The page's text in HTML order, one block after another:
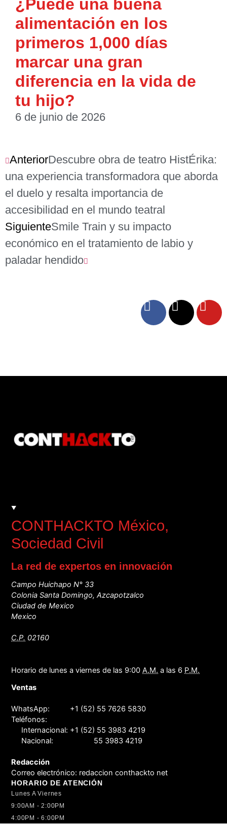
¿Puede una buena
alimentación en los
primeros 1,000 días
marcar una gran
diferencia en la vida de
tu hijo?
6 de junio de 2026
AnteriorDescubre obra de teatro HistÉrika:
una experiencia transformadora que aborda
el duelo y resalta importancia de
accesibilidad en el mundo teatral
SiguienteSmile Train y su impacto
económico en el tratamiento de labio y
paladar hendido
CONTHACKTO México,
Sociedad Civil
La red de expertos en innovación
Campo Huichapo N° 33
Colonia Santa Domingo, Azcapotzalco
Ciudad de Mexico
Mexico
C.P. 02160
Horario de lunes a viernes de las 9:00A.M. a las 6 P.M.
Ventas
WhatsApp: +1 (52) 55 7626 5830
Teléfonos:
Internacional: +1 (52) 55 3983 4219
Nacional: 55 3983 4219
Redacción
Correo electrónico: redaccion conthackto net
HORARIO DE ATENCIÓN
Lunes A Viernes
9:00AM - 2:00PM
4:00PM - 6:00PM